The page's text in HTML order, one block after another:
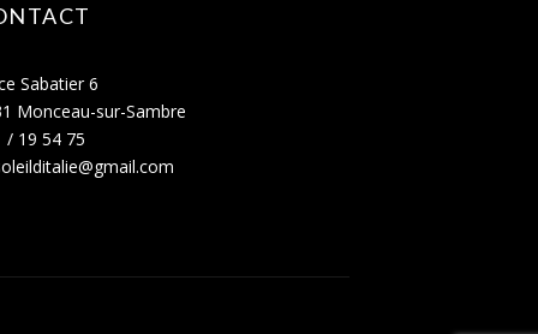
Sabatier 6
Monceau-sur-Sambre
/ 19 54 75